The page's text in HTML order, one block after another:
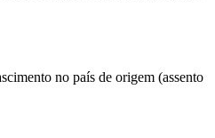
no país de origem (assento